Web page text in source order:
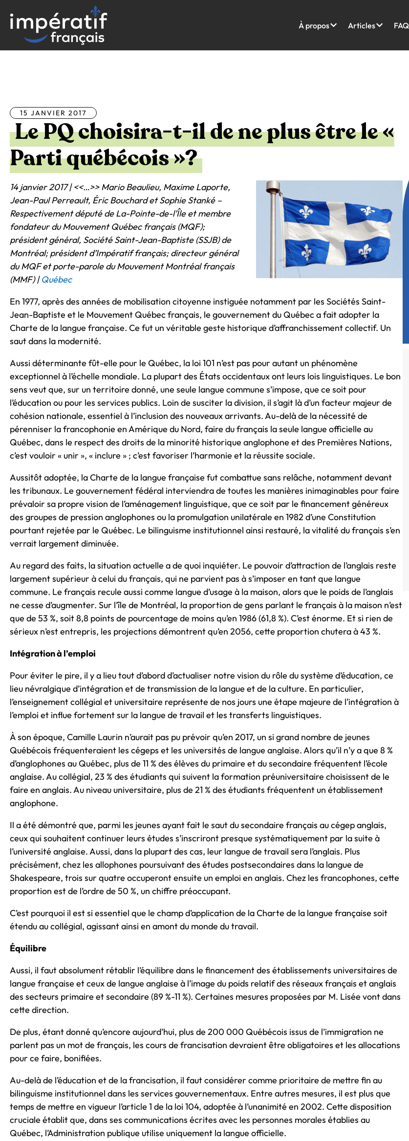
contenu
À propos Articles FAQ
15 JANVIER 2017
Le PQ choisira-t-il de ne plus être le «
Parti québécois »?
14 janvier 2017 | <<…>> Mario Beaulieu, Maxime Laporte,
Jean-Paul Perreault, Éric Bouchard et Sophie Stanké –
Respectivement député de La-Pointe-de-l’Île et membre
fondateur du Mouvement Québec français (MQF);
président général, Société Saint-Jean-Baptiste (SSJB) de
Montréal; président d’Impératif français; directeur général
du MQF et porte-parole du Mouvement Montréal français
(MMF) |Québec
En 1977, après des années de mobilisation citoyenne instiguée notamment par les Sociétés Saint-
Jean-Baptiste et le Mouvement Québec français, le gouvernement du Québec a fait adopter la
Charte de la langue française. Ce fut un véritable geste historique d’affranchissement collectif. Un
saut dans la modernité.
Aussi déterminante fût-elle pour le Québec, la loi 101 n’est pas pour autant un phénomène
exceptionnel à l’échelle mondiale. La plupart des États occidentaux ont leurs lois linguistiques. Le bon
sens veut que, sur un territoire donné, une seule langue commune s’impose, que ce soit pour
l’éducation ou pour les services publics. Loin de susciter la division, il s’agit là d’un facteur majeur de
cohésion nationale, essentiel à l’inclusion des nouveaux arrivants. Au-delà de la nécessité de
pérenniser la francophonie en Amérique du Nord, faire du français la seule langue officielle au
Québec, dans le respect des droits de la minorité historique anglophone et des Premières Nations,
c’est vouloir « unir », « inclure » ; c’est favoriser l’harmonie et la réussite sociale.
Aussitôt adoptée, la Charte de la langue française fut combattue sans relâche, notamment devant
les tribunaux. Le gouvernement fédéral interviendra de toutes les manières inimaginables pour faire
prévaloir sa propre vision de l’aménagement linguistique, que ce soit par le financement généreux
des groupes de pression anglophones ou la promulgation unilatérale en 1982 d’une Constitution
pourtant rejetée par le Québec. Le bilinguisme institutionnel ainsi restauré, la vitalité du français s’en
verrait largement diminuée.
Au regard des faits, la situation actuelle a de quoi inquiéter. Le pouvoir d’attraction de l’anglais reste
largement supérieur à celui du français, qui ne parvient pas à s’imposer en tant que langue
commune. Le français recule aussi comme langue d’usage à la maison, alors que le poids de l’anglais
ne cesse d’augmenter. Sur l’île de Montréal, la proportion de gens parlant le français à la maison n’est
que de 53 %, soit 8,8 points de pourcentage de moins qu’en 1986 (61,8 %). C’est énorme. Et si rien de
sérieux n’est entrepris, les projections démontrent qu’en 2056, cette proportion chutera à 43 %.
Intégration à l’emploi
Pour éviter le pire, il y a lieu tout d’abord d’actualiser notre vision du rôle du système d’éducation, ce
lieu névralgique d’intégration et de transmission de la langue et de la culture. En particulier,
l’enseignement collégial et universitaire représente de nos jours une étape majeure de l’intégration à
l’emploi et influe fortement sur la langue de travail et les transferts linguistiques.
À son époque, Camille Laurin n’aurait pas pu prévoir qu’en 2017, un si grand nombre de jeunes
Québécois fréquenteraient les cégeps et les universités de langue anglaise. Alors qu’il n’y a que 8 %
d’anglophones au Québec, plus de 11 % des élèves du primaire et du secondaire fréquentent l’école
anglaise. Au collégial, 23 % des étudiants qui suivent la formation préuniversitaire choisissent de le
faire en anglais. Au niveau universitaire, plus de 21 % des étudiants fréquentent un établissement
anglophone.
Il a été démontré que, parmi les jeunes ayant fait le saut du secondaire français au cégep anglais,
ceux qui souhaitent continuer leurs études s’inscriront presque systématiquement par la suite à
l’université anglaise. Aussi, dans la plupart des cas, leur langue de travail sera l’anglais. Plus
précisément, chez les allophones poursuivant des études postsecondaires dans la langue de
Shakespeare, trois sur quatre occuperont ensuite un emploi en anglais. Chez les francophones, cette
proportion est de l’ordre de 50 %, un chiffre préoccupant.
C’est pourquoi il est si essentiel que le champ d’application de la Charte de la langue française soit
étendu au collégial, agissant ainsi en amont du monde du travail.
Équilibre
Aussi, il faut absolument rétablir l’équilibre dans le financement des établissements universitaires de
langue française et ceux de langue anglaise à l’image du poids relatif des réseaux français et anglais
des secteurs primaire et secondaire (89 %-11 %). Certaines mesures proposées par M. Lisée vont dans
cette direction.
De plus, étant donné qu’encore aujourd’hui, plus de 200 000 Québécois issus de l’immigration ne
parlent pas un mot de français, les cours de francisation devraient être obligatoires et les allocations
pour ce faire, bonifiées.
Au-delà de l’éducation et de la francisation, il faut considérer comme prioritaire de mettre fin au
bilinguisme institutionnel dans les services gouvernementaux. Entre autres mesures, il est plus que
temps de mettre en vigueur l’article 1 de la loi 104, adoptée à l’unanimité en 2002. Cette disposition
cruciale établit que, dans ses communications écrites avec les personnes morales établies au
Québec, l’Administration publique utilise uniquement la langue officielle.